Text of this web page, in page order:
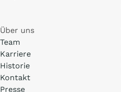
Über uns
Team
Karriere
Historie
Kontakt
Presse